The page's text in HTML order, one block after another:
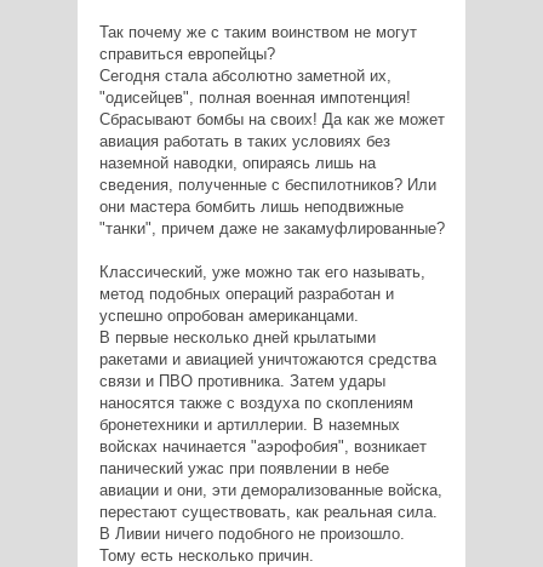
Так почему же с таким воинством не могут
справиться европейцы?
Сегодня стала абсолютно заметной их,
"одисейцев", полная военная импотенция!
Сбрасывают бомбы на своих! Да как же может
авиация работать в таких условиях без
наземной наводки, опираясь лишь на
сведения, полученные с беспилотников? Или
они мастера бомбить лишь неподвижные
"танки", причем даже не закамуфлированные?
Классический, уже можно так его называть,
метод подобных операций разработан и
успешно опробован американцами.
В первые несколько дней крылатыми
ракетами и авиацией уничтожаются средства
связи и ПВО противника. Затем удары
наносятся также с воздуха по скоплениям
бронетехники и артиллерии. В наземных
войсках начинается "аэрофобия", возникает
панический ужас при появлении в небе
авиации и они, эти деморализованные войска,
перестают существовать, как реальная сила.
В Ливии ничего подобного не произошло.
Тому есть несколько причин.